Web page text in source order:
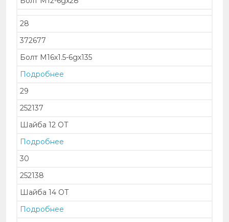
28
372677
Болт М16х1.5-6gх135
Подробнее
29
252137
Шайба 12 ОТ
Подробнее
30
252138
Шайба 14 ОТ
Подробнее